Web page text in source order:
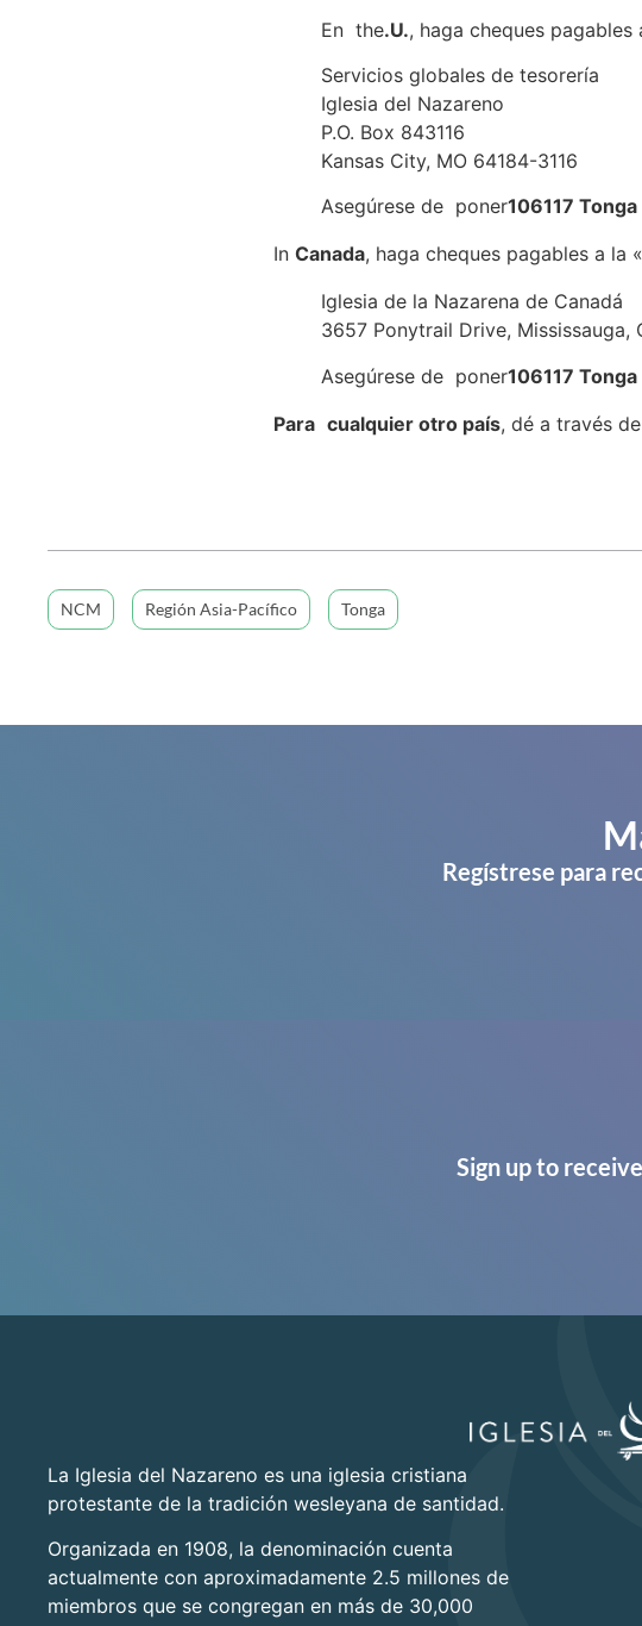
En the.U., haga cheques pagables
Servicios globales de tesorería
Iglesia del Nazareno
P.O. Box 843116
Kansas City, MO 64184-3116
Asegúrese de poner106117
In Canada, haga cheques pagables a la
Iglesia de la Nazarena de Canadá
3657 Ponytrail Drive, Mississauga,
Asegúrese de poner106117
Para cualquier otro país, dé a través
NCM Región Asia-Pacífico Tonga
Regístrese para
Sign up to
La Iglesia del Nazareno es una iglesia cristiana
protestante de la tradición wesleyana de santidad.
Organizada en 1908, la denominación cuenta
actualmente con aproximadamente 2.5 millones de
miembros que se congregan en más de 30,000